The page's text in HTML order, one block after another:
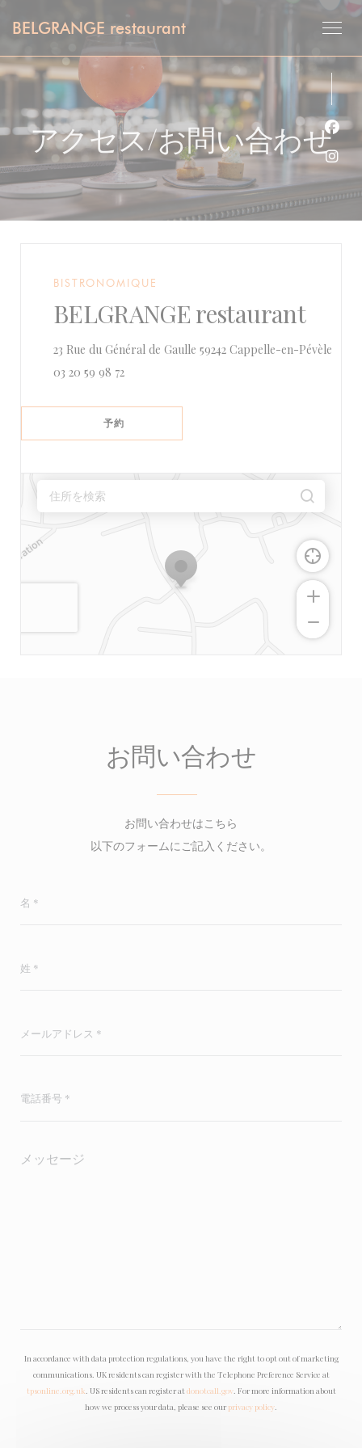
BELGRANGE restaurant
アクセス/お問い合わせ
BISTRONOMIQUE
BELGRANGE restaurant
23 Rue du Général de Gaulle 59242 Cappelle-en-Pévèle
03 20 59 98 72
予約
お問い合わせ
お問い合わせはこちら
以下のフォームにご記入ください。
In accordance with data protection regulations, you have the right to opt out of marketing
communications. UK residents can register with the Telephone Preference Service at
tpsonline.org.uk . US residents can register at donotcall.gov. For more information about
how we process your data, please see our privacy policy